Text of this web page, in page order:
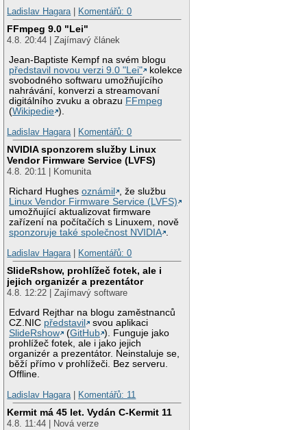
Ladislav Hagara
Komentářů: 0
FFmpeg 9.0 "Lei"
4.8. 20:44 | Zajímavý článek
Jean-Baptiste Kempf na svém blogu
představil novou verzi 9.0 "Lei"
kolekce
svobodného softwaru umožňujícího
nahrávání, konverzi a streamovaní
digitálního zvuku a obrazu FFmpeg
(Wikipedie ).
Ladislav Hagara | Komentářů: 0
NVIDIA sponzorem služby Linux
Vendor Firmware Service (LVFS)
4.8. 20:11 | Komunita
Richard Hughesoznámil
, že službu
Linux Vendor Firmware Service (LVFS)
umožňující aktualizovat firmware
zařízení na počítačích s Linuxem, nově
sponzoruje také společnost NVIDIA .
Ladislav Hagara | Komentářů: 0
SlideRshow, prohlížeč fotek, ale i
jejich organizér a prezentátor
4.8. 12:22 | Zajímavý software
Edvard Rejthar na blogu zaměstnanců
CZ.NIC představil
svou aplikaci
SlideRshow
(GitHub ). Funguje jako
prohlížeč fotek, ale i jako jejich
organizér a prezentátor. Neinstaluje se,
běží přímo v prohlížeči. Bez serveru.
Offline.
Ladislav Hagara | Komentářů: 11
Kermit má 45 let. Vydán C-Kermit 11
4.8. 11:44 | Nová verze